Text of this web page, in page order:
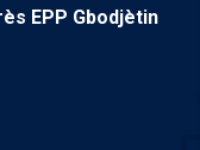
EPP Gbodjètin